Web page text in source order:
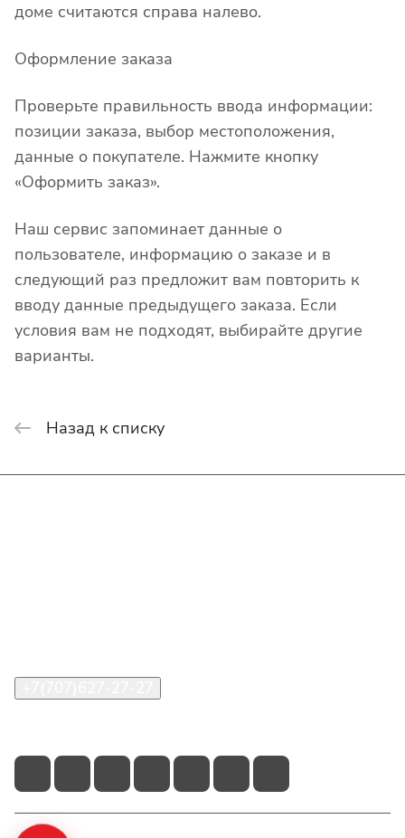
доме считаются справа налево.
Оформление заказа
Проверьте правильность ввода информации:
позиции заказа, выбор местоположения,
данные о покупателе. Нажмите кнопку
«Оформить заказ».
Наш сервис запоминает данные о
пользователе, информацию о заказе и в
следующий раз предложит вам повторить к
вводу данные предыдущего заказа. Если
условия вам не подходят, выбирайте другие
варианты.
Назад к списку